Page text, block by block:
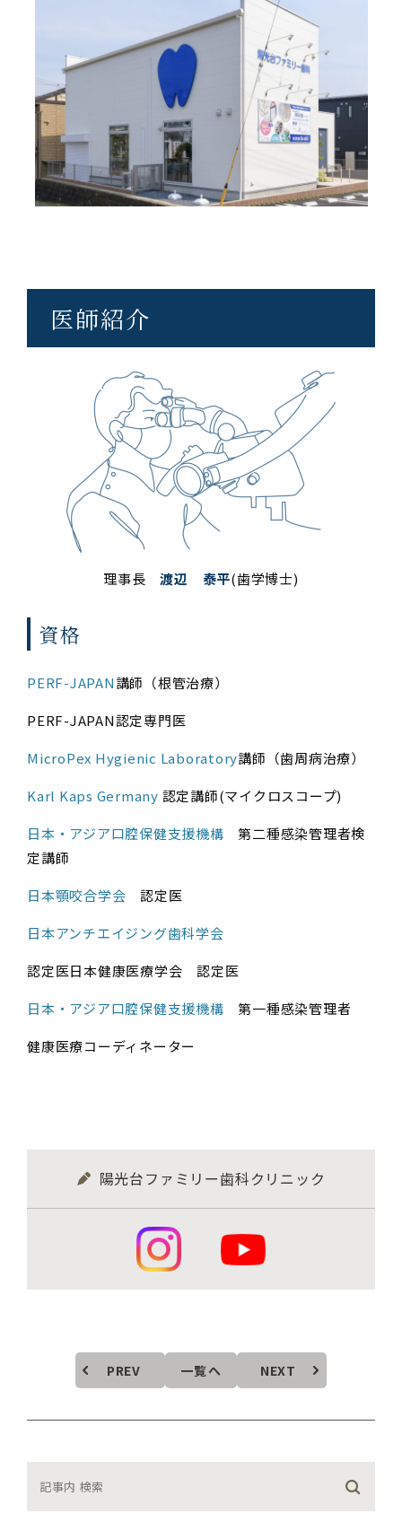
医師紹介
理事長 渡辺 泰平(歯学博士)
資格
PERF-JAPAN講師（根管治療）
PERF-JAPAN認定専門医
MicroPe​x Hygienic Laboratory講師（歯周病治療）
Karl Kaps Germany 認定講師(マイクロスコープ)
日本・アジア口腔保健支援機構 第二種感染管理者検
定講師
日本顎咬合学会 認定医
日本アンチエイジング歯科学会
認定医日本健康医療学会 認定医
日本・アジア口腔保健支援機構 第一種感染管理者
健康医療コーディネーター
陽光台ファミリー歯科クリニック
PREV 一覧へ NEXT